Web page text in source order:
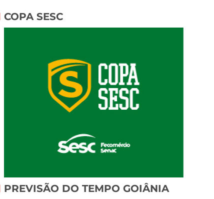
COPA SESC
PREVISÃO DO TEMPO GOIÂNIA